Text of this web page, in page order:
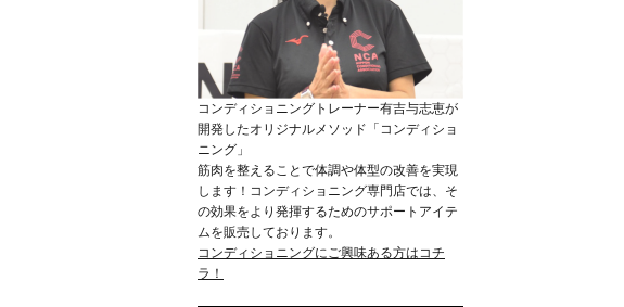
コンディショニングトレーナー有吉与志恵が
開発したオリジナルメソッド「コンディショ
ニング」
筋肉を整えることで体調や体型の改善を実現
します！コンディショニング専門店では、そ
の効果をより発揮するためのサポートアイテ
ムを販売しております。
コンディショニングにご興味ある方はコチ
ラ！